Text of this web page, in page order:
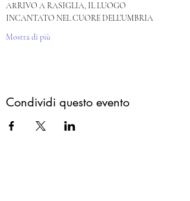
ARRIVO A RASIGLIA, IL LUOGO
INCANTATO NEL CUORE DELL’UMBRIA
Mostra di più
Condividi questo evento